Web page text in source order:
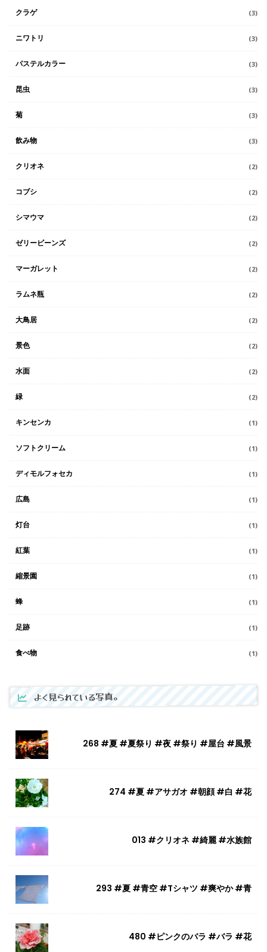
クラゲ (3)
ニワトリ (3)
パステルカラー (3)
昆虫 (3)
菊 (3)
飲み物 (3)
クリオネ (2)
コブシ (2)
シマウマ (2)
ゼリービーンズ (2)
マーガレット (2)
ラムネ瓶 (2)
大鳥居 (2)
景色 (2)
水面 (2)
緑 (2)
キンセンカ (1)
ソフトクリーム (1)
ディモルフォセカ (1)
広島 (1)
灯台 (1)
紅葉 (1)
縮景園 (1)
蜂 (1)
足跡 (1)
食べ物 (1)
よく見られている写真。
268 #夏 #夏祭り #夜 #祭り #屋台 #風景
274 #夏 #アサガオ #朝顔 #白 #花
013 #クリオネ #綺麗 #水族館
293 #夏 #青空 #Tシャツ #爽やか #青
480 #ピンクのバラ #バラ #花